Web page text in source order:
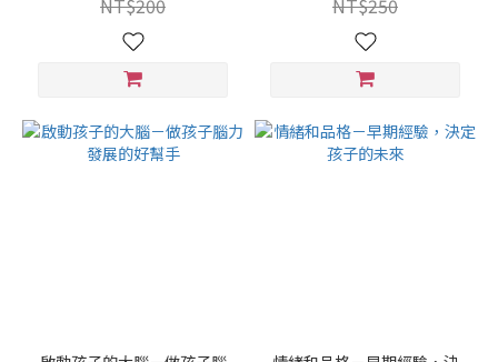
NT$200
NT$250